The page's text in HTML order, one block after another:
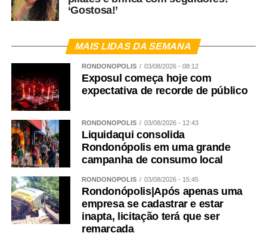
‘Gostosa!’
MAIS LIDAS DA SEMANA
RONDONÓPOLIS 03/08/2026 - 08:12
Exposul começa hoje com
expectativa de recorde de público
RONDONÓPOLIS 03/08/2026 - 12:43
Liquidaqui consolida
Rondonópolis em uma grande
campanha de consumo local
RONDONÓPOLIS 03/08/2026 - 15:45
Rondonópolis|Após apenas uma
empresa se cadastrar e estar
inapta, licitação terá que ser
remarcada